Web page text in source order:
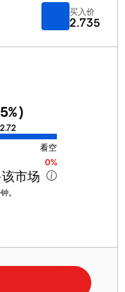
买入价
2.735
%)
2.72
看空
0%
市场
。